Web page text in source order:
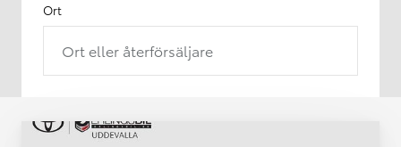
Ort
Ort eller återförsäljare